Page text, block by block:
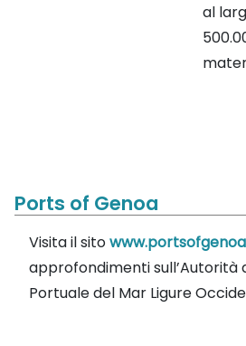
al
Ports of Genoa
Visita il sito
approfondimenti sull’Autorità
Portuale del Mar Ligure